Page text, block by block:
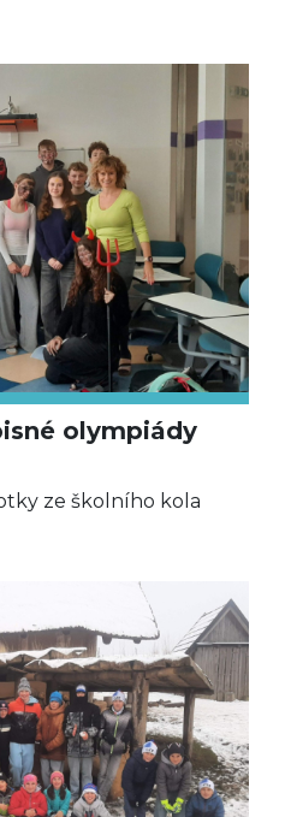
olympiády
ze školního kola